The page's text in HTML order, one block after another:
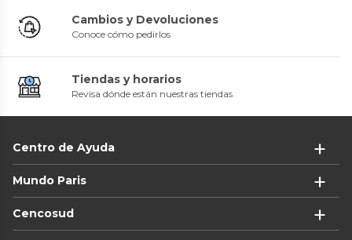
Cambios y Devoluciones
Conoce cómo pedirlos
Tiendas y horarios
Revisa dónde están nuestras tiendas
Centro de Ayuda
Mundo Paris
Cencosud